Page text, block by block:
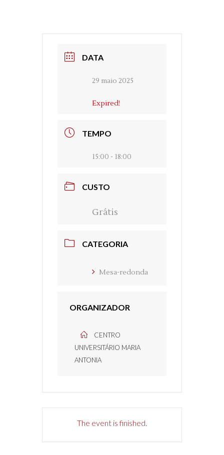
DATA
29 maio 2025
Expired!
TEMPO
15:00 - 18:00
CUSTO
Grátis
CATEGORIA
Mesa-redonda
ORGANIZADOR
CENTRO
UNIVERSITÁRIO MARIA
ANTONIA
The event is finished.